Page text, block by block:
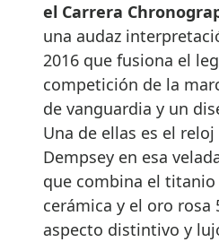
el Carrera
una audaz
2016 que fusiona el
competición de la
de vanguardia y un
Una de ellas es el
Dempsey en esa
que combina el
cerámica y el oro rosa
aspecto distintivo y